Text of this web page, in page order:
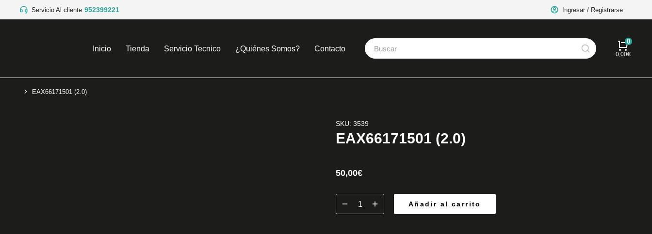
Servicio Al cliente 952399221 Ingresar / Registrarse
Inicio Tienda Servicio Tecnico ¿Quiénes Somos? Contacto
0,00€
You are here:
EAX66171501 (2.0)
SKU: 3539
EAX66171501 (2.0)
50,00€
Añadir al carrito